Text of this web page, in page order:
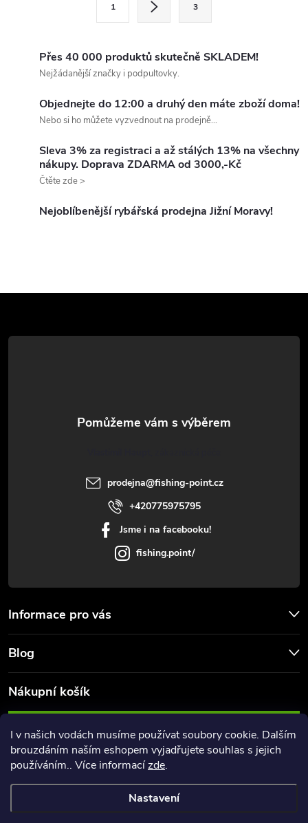
I v našich vodách musíme používat soubory cookie. Dalším
brouzdáním naším eshopem vyjadřujete souhlas s jejich
používáním.. Více informacízde.
Nastavení
v
1 3
Přes 40 000 produktů skutečně SKLADEM!
Nejžádanější značky i podpultovky.
Objednejte do 12:00 a druhý den máte zboží doma!
Nebo si ho můžete vyzvednout na prodejně...
Sleva 3% za registraci a až stálých 13% na všechny
nákupy. Doprava ZDARMA od 3000,-Kč
Čtěte zde >
Nejoblíbenější rybářská prodejna Jižní Moravy!
á
prodejna@fishing-point.cz
+420775975795
Jsme i na facebooku!
fishing.point/
Informace pro vás
Blog
Nákupní košík